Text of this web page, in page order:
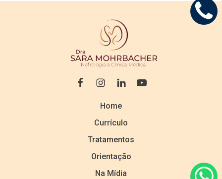
Home
Currículo
Tratamentos
Orientação
Na Mídia